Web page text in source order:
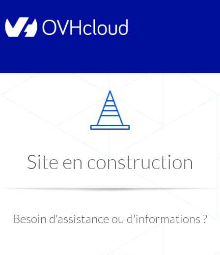
Site en construction
Besoin d'assistance ou d'informations ?